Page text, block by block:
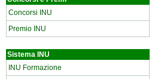
Concorsi INU
Premio INU
Sistema INU
INU Formazione